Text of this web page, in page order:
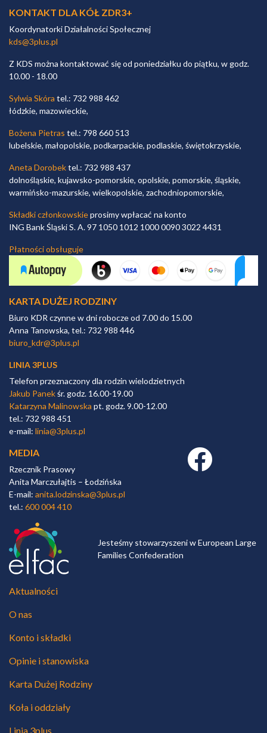
KONTAKT DLA KÓŁ ZDR3+
Koordynatorki Działalności Społecznej
kds@3plus.pl
Z KDS można kontaktować się od poniedziałku do piątku, w godz.
10.00 - 18.00
Sylwia Skóra tel.: 732 988 462
łódzkie, mazowieckie,
Bożena Pietras tel.: 798 660 513
lubelskie, małopolskie, podkarpackie, podlaskie, świętokrzyskie,
Aneta Dorobektel.: 732 988 437
dolnośląskie, kujawsko-pomorskie, opolskie, pomorskie, śląskie,
warmińsko-mazurskie, wielkopolskie, zachodniopomorskie,
Składki członkowskieprosimy wpłacać na konto
ING Bank Śląski S. A. 97 1050 1012 1000 0090 3022 4431
Płatności obsługuje
KARTA DUŻEJ RODZINY
Biuro KDR czynne w dni robocze od 7.00 do 15.00
Anna Tanowska, tel.: 732 988 446
biuro_kdr@3plus.pl
LINIA 3PLUS
Telefon przeznaczony dla rodzin wielodzietnych
Jakub Panekśr. godz. 16.00-19.00
Katarzyna Malinowska pt. godz. 9.00-12.00
tel.: 732 988 451
e-mail: linia@3plus.pl
MEDIA
Rzecznik Prasowy
Anita Marczułajtis – Łodzińska
E-mail: anita.lodzinska@3plus.pl
tel.: 600 004 410
Facebook link
Jesteśmy stowarzyszeni w European Large
Families Confederation
Aktualności
O nas
Konto i składki
Opinie i stanowiska
Karta Dużej Rodziny
Koła i oddziały
Linia 3plus